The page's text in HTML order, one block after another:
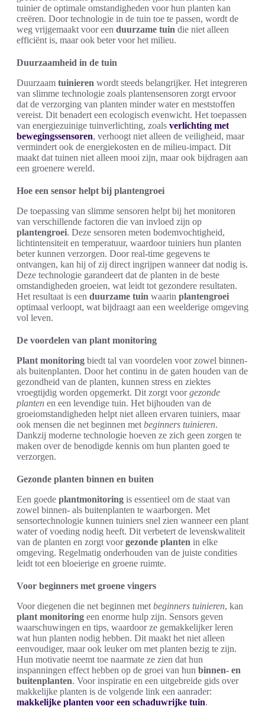
tuinier de optimale omstandigheden voor hun planten kan
creëren. Door technologie in de tuin toe te passen, wordt de
weg vrijgemaakt voor een duurzame tuin die niet alleen
efficiënt is, maar ook beter voor het milieu.
Duurzaamheid in de tuin
Duurzaam tuinieren wordt steeds belangrijker. Het integreren
van slimme technologie zoals plantensensoren zorgt ervoor
dat de verzorging van planten minder water en meststoffen
vereist. Dit benadert een ecologisch evenwicht. Het toepassen
van energiezuinige tuinverlichting, zoals verlichting met
bewegingssensoren, verhoogt niet alleen de veiligheid, maar
vermindert ook de energiekosten en de milieu-impact. Dit
maakt dat tuinen niet alleen mooi zijn, maar ook bijdragen aan
een groenere wereld.
Hoe een sensor helpt bij plantengroei
De toepassing van slimme sensoren helpt bij het monitoren
van verschillende factoren die van invloed zijn op
plantengroei. Deze sensoren meten bodemvochtigheid,
lichtintensiteit en temperatuur, waardoor tuiniers hun planten
beter kunnen verzorgen. Door real-time gegevens te
ontvangen, kan hij of zij direct ingrijpen wanneer dat nodig is.
Deze technologie garandeert dat de planten in de beste
omstandigheden groeien, wat leidt tot gezondere resultaten.
Het resultaat is een duurzame tuin waarin plantengroei
optimaal verloopt, wat bijdraagt aan een weelderige omgeving
vol leven.
De voordelen van plant monitoring
Plant monitoring biedt tal van voordelen voor zowel binnen-
als buitenplanten. Door het continu in de gaten houden van de
gezondheid van de planten, kunnen stress en ziektes
vroegtijdig worden opgemerkt. Dit zorgt voorgezonde
planten en een levendige tuin. Het bijhouden van de
groeiomstandigheden helpt niet alleen ervaren tuiniers, maar
ook mensen die net beginnen met beginners tuinieren.
Dankzij moderne technologie hoeven ze zich geen zorgen te
maken over de benodigde kennis om hun planten goed te
verzorgen.
Gezonde planten binnen en buiten
Een goede plantmonitoring is essentieel om de staat van
zowel binnen- als buitenplanten te waarborgen. Met
sensortechnologie kunnen tuiniers snel zien wanneer een plant
water of voeding nodig heeft. Dit verbetert de levenskwaliteit
van de planten en zorgt voorgezonde planten in elke
omgeving. Regelmatig onderhouden van de juiste condities
leidt tot een bloeierige en groene ruimte.
Voor beginners met groene vingers
Voor diegenen die net beginnen met beginners tuinieren, kan
plant monitoring een enorme hulp zijn. Sensors geven
waarschuwingen en tips, waardoor ze gemakkelijker leren
wat hun planten nodig hebben. Dit maakt het niet alleen
eenvoudiger, maar ook leuker om met planten bezig te zijn.
Hun motivatie neemt toe naarmate ze zien dat hun
inspanningen effect hebben op de groei van hun binnen- en
buitenplanten. Voor inspiratie en een uitgebreide gids over
makkelijke planten is de volgende link een aanrader:
makkelijke planten voor een schaduwrijke tuin.